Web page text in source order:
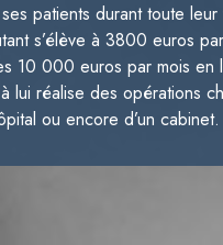
patients durant toute
s’élève à 3800 euros
10 000 euros par mois en
lui réalise des opérations
ou encore d’un cabinet.